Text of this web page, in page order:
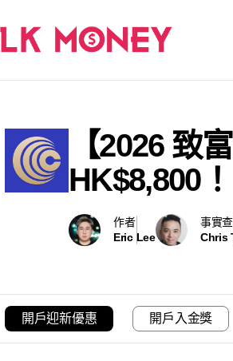
【2026 致
HK$8,800！
作者
Eric Lee
事實
Chris
開戶迎新優惠 開戶入金獎